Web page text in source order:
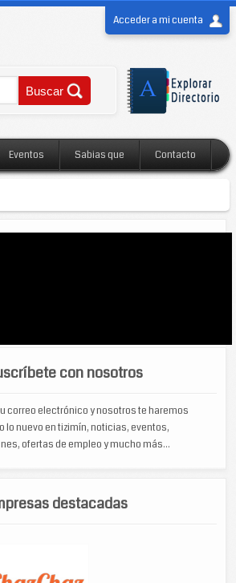
Acceder a mi cuenta
Eventos Sabias que Contacto
con nosotros
correo electrónico y nosotros te haremos
lo nuevo en tizimín, noticias, eventos,
ofertas de empleo y mucho más...
destacadas